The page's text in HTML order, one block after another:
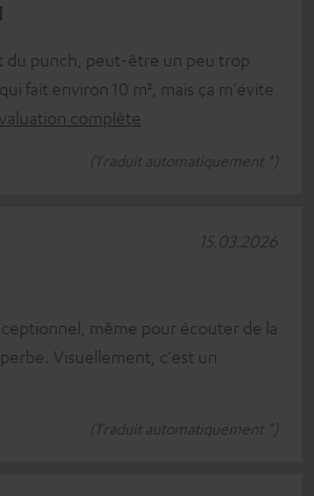
du punch, peut-être un peu trop
fait environ 10 m², mais ça m'évite
complète
(Traduit automatiquement *)
même pour écouter de la
Visuellement, c'est un
(Traduit automatiquement *)
15.03.2026